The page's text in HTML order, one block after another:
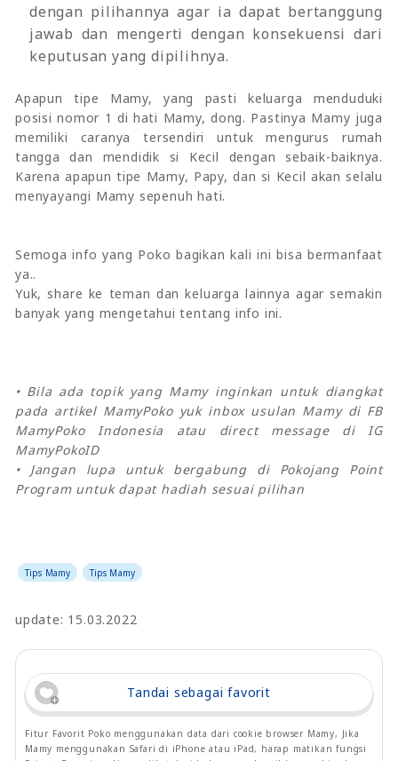
dengan pilihannya agar ia dapat bertanggung
jawab dan mengerti dengan konsekuensi dari
keputusan yang dipilihnya.
Apapun tipe Mamy, yang pasti keluarga menduduki
posisi nomor 1 di hati Mamy, dong. Pastinya Mamy juga
memiliki caranya tersendiri untuk mengurus rumah
tangga dan mendidik si Kecil dengan sebaik-baiknya.
Karena apapun tipe Mamy, Papy, dan si Kecil akan selalu
menyayangi Mamy sepenuh hati.
Semoga info yang Poko bagikan kali ini bisa bermanfaat
ya..
Yuk, share ke teman dan keluarga lainnya agar semakin
banyak yang mengetahui tentang info ini.
• Bila ada topik yang Mamy inginkan untuk diangkat
pada artikel MamyPoko yuk inbox usulan Mamy di FB
MamyPoko Indonesia atau direct message di IG
MamyPokoID
• Jangan lupa untuk bergabung di Pokojang Point
Program untuk dapat hadiah sesuai pilihan
Tips Mamy Tips Mamy
update: 15.03.2022
Tandai sebagai favorit
Fitur Favorit Poko menggunakan data dari cookie browser Mamy, Jika
Mamy menggunakan Safari di iPhone atau iPad, harap matikan fungsi